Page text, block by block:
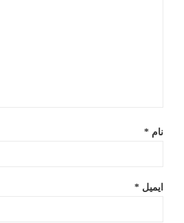
نام *
ایمیل *